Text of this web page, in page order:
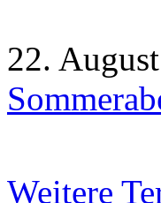
22.
Weitere